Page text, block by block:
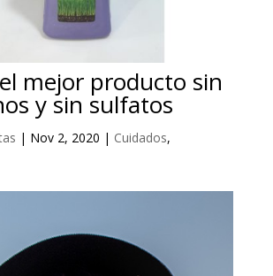
mejor producto sin
y sin sulfatos
| Nov 2, 2020 | Cuidados,